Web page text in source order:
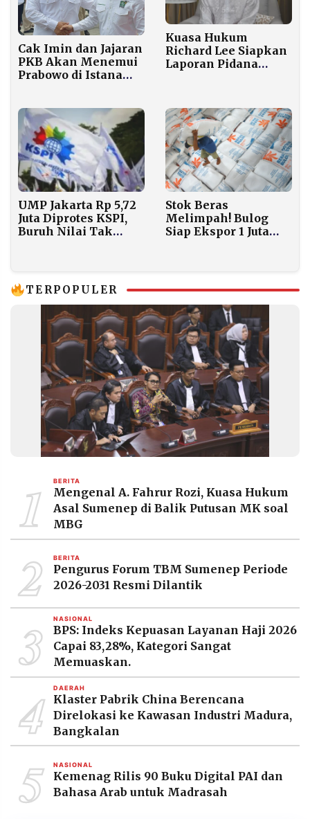
Cak Imin dan Jajaran
PKB Akan Menemui
Prabowo di Istana
Kuasa Hukum
Richard Lee Siapkan
Laporan Pidana
UMP Jakarta Rp 5,72
Juta Diprotes KSPI,
Buruh Nilai Tak
Stok Beras
Melimpah! Bulog
Siap Ekspor 1 Juta
TERPOPULER
1 BERITA
Mengenal A. Fahrur Rozi, Kuasa Hukum
Asal Sumenep di Balik Putusan MK soal
MBG
2 BERITA
Pengurus Forum TBM Sumenep Periode
2026-2031 Resmi Dilantik
3 NASIONAL
BPS: Indeks Kepuasan Layanan Haji 2026
Capai 83,28%, Kategori Sangat
Memuaskan.
4 DAERAH
Klaster Pabrik China Berencana
Direlokasi ke Kawasan Industri Madura,
Bangkalan
5 NASIONAL
Kemenag Rilis 90 Buku Digital PAI dan
Bahasa Arab untuk Madrasah